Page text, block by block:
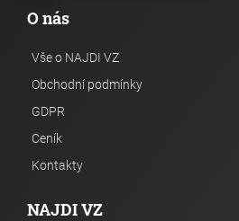
O nás
Vše o NAJDI VZ
Obchodní podmínky
GDPR
Ceník
Kontakty
NAJDI VZ